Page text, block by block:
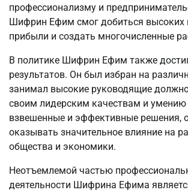
профессионализму и
Шифрин Ефим смог добиться высоких
прибыли и создать многочисленные
В политике Шифрин Ефим также
результатов. Он был избран на
занимал высокие руководящие
своим лидерским качествам и
взвешенные и эффективные решения,
оказывать значительное влияние на
общества и экономики.
Неотъемлемой частью
деятельности Шифрина Ефима